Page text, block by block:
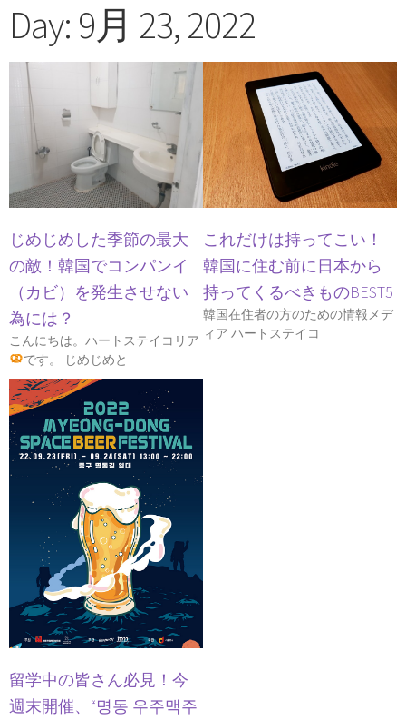
Day: 9月 23, 2022
じめじめした季節の最大
の敵！韓国でコンパンイ
（カビ）を発生させない
為には？
こんにちは。ハートステイコリア
です。 じめじめと
これだけは持ってこい！
韓国に住む前に日本から
持ってくるべきものBEST5
韓国在住者の方のための情報メデ
ィア ハートステイコ
留学中の皆さん必見！今
週末開催、“명동 우주맥주